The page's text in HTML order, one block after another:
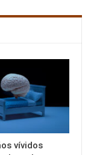
vívidos